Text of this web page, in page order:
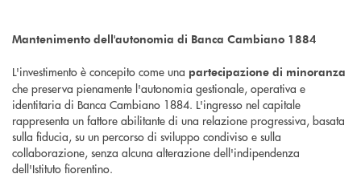
Mantenimento dell'autonomia di Banca Cambiano 1884
L'investimento è concepito come una partecipazione di minoranza
che preserva pienamente l'autonomia gestionale, operativa e
identitaria di Banca Cambiano 1884. L'ingresso nel capitale
rappresenta un fattore abilitante di una relazione progressiva, basata
sulla fiducia, su un percorso di sviluppo condiviso e sulla
collaborazione, senza alcuna alterazione dell'indipendenza
dell'Istituto fiorentino.